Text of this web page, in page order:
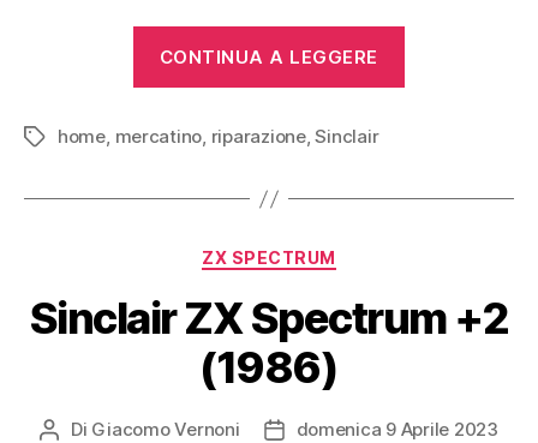
CONTINUA A LEGGERE
Tag home, mercatino, riparazione,Sinclair
Categorie
ZX SPECTRUM
Sinclair ZX Spectrum +2
(1986)
Autore
Di Giacomo Vernoni
Datadomenica 9 Aprile 2023